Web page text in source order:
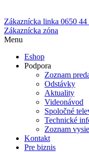
Zákaznícka linka 0650 44
Zákaznícka zóna
Menu
Eshop
Podpora
Zoznam
Odstávky
Aktuality
Videonávod
Spoločné
Technické
Zoznam
Kontakt
Pre biznis